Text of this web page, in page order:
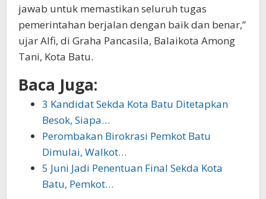
jawab untuk memastikan seluruh tugas
pemerintahan berjalan dengan baik dan benar,”
ujar Alfi, di Graha Pancasila, Balaikota Among
Tani, Kota Batu.
Baca Juga:
3 Kandidat Sekda Kota Batu Ditetapkan
Besok, Siapa…
Perombakan Birokrasi Pemkot Batu
Dimulai, Walkot…
5 Juni Jadi Penentuan Final Sekda Kota
Batu, Pemkot…